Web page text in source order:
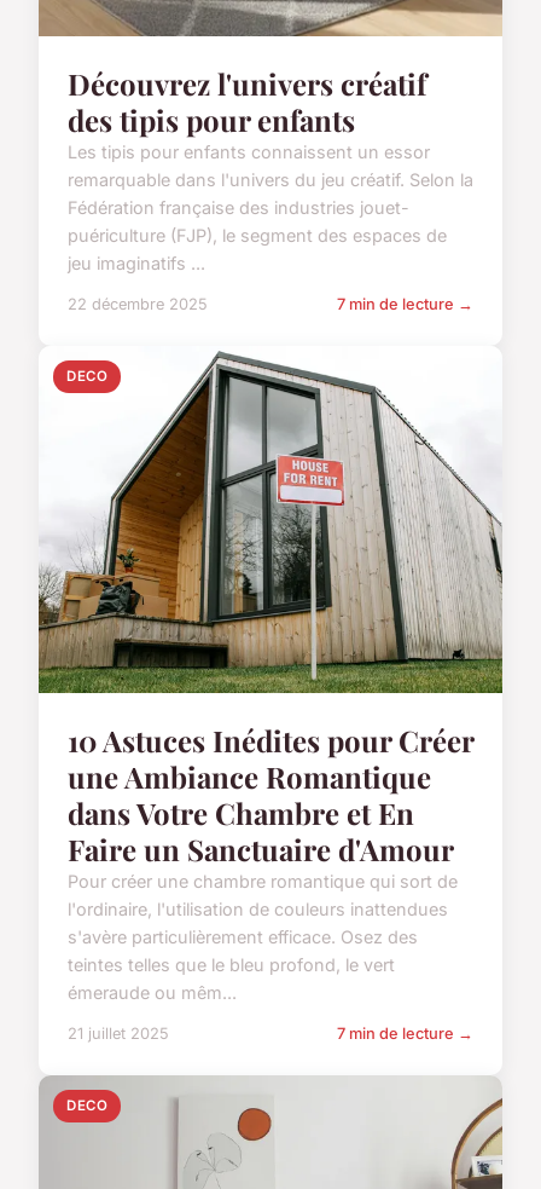
Découvrez l'univers créatif
des tipis pour enfants
Les tipis pour enfants connaissent un essor
remarquable dans l'univers du jeu créatif. Selon la
Fédération française des industries jouet-
puériculture (FJP), le segment des espaces de
jeu imaginatifs ...
22 décembre 2025 7 min de lecture →
DECO
10 Astuces Inédites pour Créer
une Ambiance Romantique
dans Votre Chambre et En
Faire un Sanctuaire d'Amour
Pour créer une chambre romantique qui sort de
l'ordinaire, l'utilisation de couleurs inattendues
s'avère particulièrement efficace. Osez des
teintes telles que le bleu profond, le vert
émeraude ou mêm...
21 juillet 2025 7 min de lecture →
DECO